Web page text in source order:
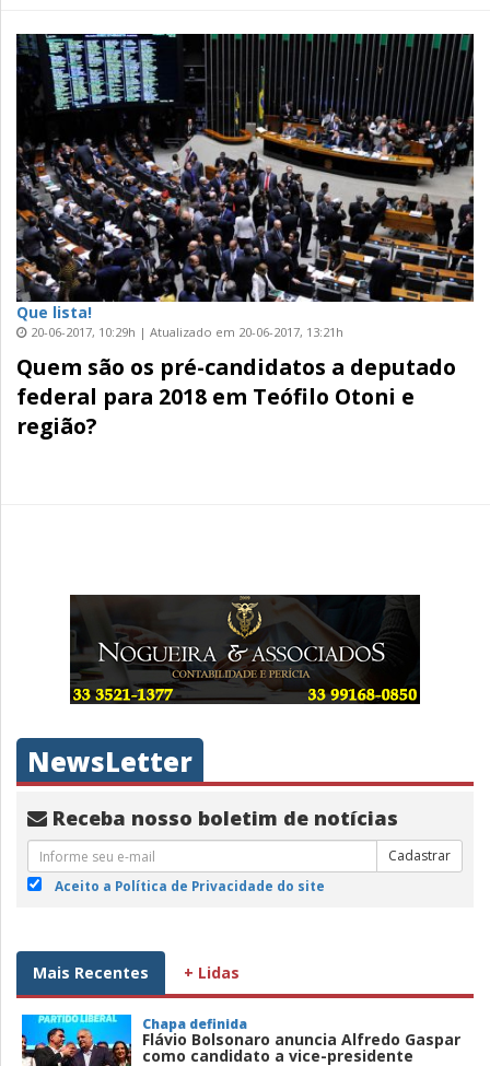
Que lista!
20-06-2017, 10:29h | Atualizado em 20-06-2017, 13:21h
Quem são os pré-candidatos a deputado
federal para 2018 em Teófilo Otoni e
região?
NewsLetter
Receba nosso boletim de notícias
Cadastrar
Aceito a Política de Privacidade do site
Mais Recentes + Lidas
Chapa definida
Flávio Bolsonaro anuncia Alfredo Gaspar
como candidato a vice-presidente